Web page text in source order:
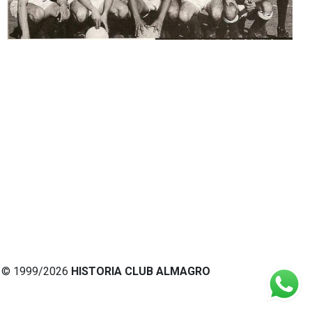
© 1999/2026 HISTORIA CLUB ALMAGRO